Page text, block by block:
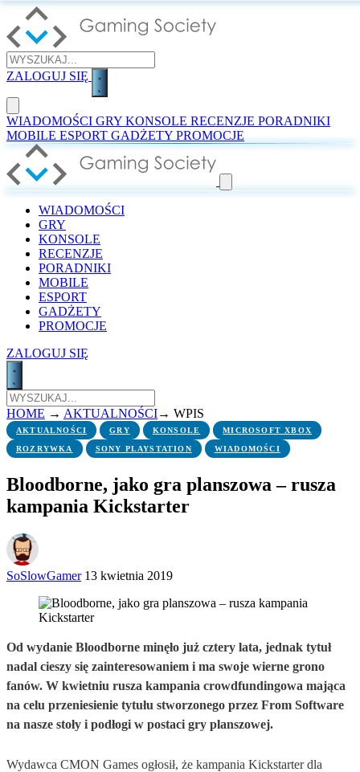
ZALOGUJ SIĘ
WIADOMOŚCI GRY KONSOLE RECENZJE PORADNIKI
MOBILE ESPORT GADŻETY PROMOCJE
WIADOMOŚCI
GRY
KONSOLE
RECENZJE
PORADNIKI
MOBILE
ESPORT
GADŻETY
PROMOCJE
ZALOGUJ SIĘ
HOME → AKTUALNOŚCI→ WPIS
AKTUALNOŚCI GRY KONSOLE MICROSOFT XBOX
ROZRYWKA SONY PLAYSTATION WIADOMOŚCI
Bloodborne, jako gra planszowa – rusza
kampania Kickstarter
SoSlowGamer 13 kwietnia 2019
Od wydanie Bloodborne minęło już cztery lata, jednak tytuł
nadal cieszy się zainteresowaniem i ma swoje wierne grono
fanów. W kwietniu rusza kampania crowdfundingowa mająca
na celu przeniesienie tytułu stworzonego przez From Software
na nasze stoły i podłogi w postaci gry planszowej.
Wydawca CMON Games ogłosił, że kampania Kickstarter dla